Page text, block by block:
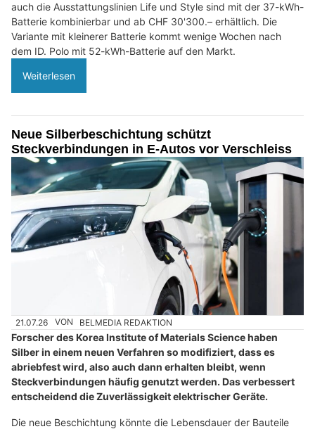
auch die Ausstattungslinien Life und Style sind mit der 37-kWh-
Batterie kombinierbar und ab CHF 30'300.– erhältlich. Die
Variante mit kleinerer Batterie kommt wenige Wochen nach
dem ID. Polo mit 52-kWh-Batterie auf den Markt.
Weiterlesen
Neue Silberbeschichtung schützt
Steckverbindungen in E-Autos vor Verschleiss
21.07.26 VON BELMEDIA REDAKTION
Forscher des Korea Institute of Materials Science haben
Silber in einem neuen Verfahren so modifiziert, dass es
abriebfest wird, also auch dann erhalten bleibt, wenn
Steckverbindungen häufig genutzt werden. Das verbessert
entscheidend die Zuverlässigkeit elektrischer Geräte.
Die neue Beschichtung könnte die Lebensdauer der Bauteile